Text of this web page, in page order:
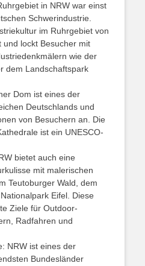
in NRW war einst
Schwerindustrie.
im Ruhrgebiet von
und lockt Besucher mit
wie der
dem Landschaftspark
Dom ist eines der
Deutschlands und
von Besuchern an. Die
ist ein UNESCO-
bietet auch eine
mit malerischen
Teutoburger Wald, dem
Eifel. Diese
Ziele für Outdoor-
Radfahren und
NRW ist eines der
Bundesländer